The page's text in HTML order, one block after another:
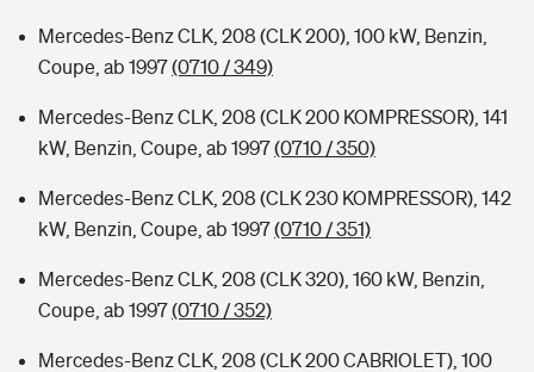
Sie haben Fragen?
Zur Übersicht
Tools
Kinderunfall-Check: Mehr Sicherheit für deine Kids
Typklassen: So ist Ihr Auto eingestuft
Sie haben Fragen?
Mercedes-Benz CLK, 208 (CLK 200), 100 kW, Benzin,
Coupe, ab 1997(0710 / 349)
Mercedes-Benz CLK, 208 (CLK 200 KOMPRESSOR), 141
kW, Benzin, Coupe, ab 1997(0710 / 350)
Mercedes-Benz CLK, 208 (CLK 230 KOMPRESSOR), 142
kW, Benzin, Coupe, ab 1997(0710 / 351)
Mercedes-Benz CLK, 208 (CLK 320), 160 kW, Benzin,
Coupe, ab 1997(0710 / 352)
Mercedes-Benz CLK, 208 (CLK 200 CABRIOLET), 100